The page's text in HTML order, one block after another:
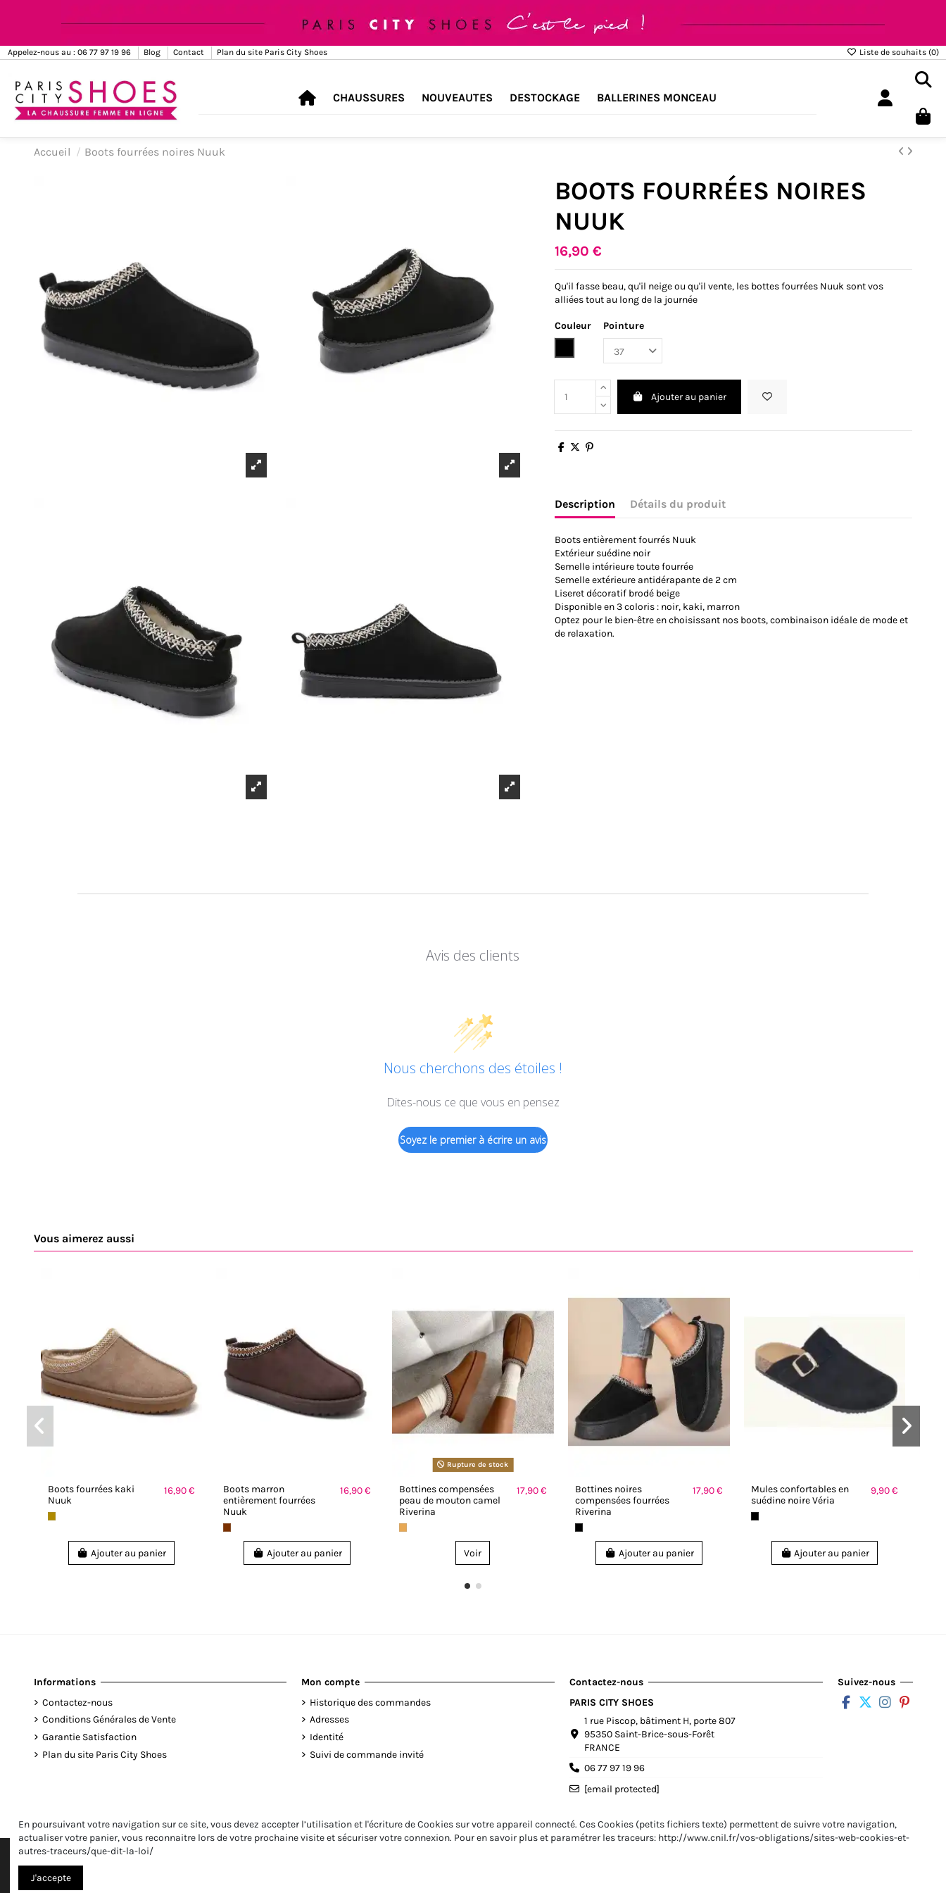
Appelez-nous au : 06 77 97 19 96 Blog Contact Plan du site Paris City Shoes Liste de souhaits (0)
CHAUSSURES NOUVEAUTES DESTOCKAGE BALLERINES MONCEAU
Accueil Boots fourrées noires Nuuk
BOOTS FOURRÉES NOIRES
NUUK
16,90 €
Qu'il fasse beau, qu'il neige ou qu'il vente, les bottes fourrées Nuuk sont vos
alliées tout au long de la journée
Couleur
Pointure
Ajouter au panier
Description Détails du produit
Boots entièrement fourrés Nuuk
Extérieur suédine noir
Semelle intérieure toute fourrée
Semelle extérieure antidérapante de 2 cm
Liseret décoratif brodé beige
Disponible en 3 coloris : noir, kaki, marron
Optez pour le bien-être en choisissant nos boots, combinaison idéale de mode et
de relaxation.
Avis des clients
Nous cherchons des étoiles !
Dites-nous ce que vous en pensez
Soyez le premier à écrire un avis
Vous aimerez aussi
Boots fourrées kaki
Nuuk
16,90 €
Ajouter au panier
Boots marron
entièrement fourrées
Nuuk
16,90 €
Ajouter au panier
Rupture de stock
Bottines compensées
peau de mouton camel
Riverina
17,90 €
Voir
Bottines noires
compensées fourrées
Riverina
17,90 €
Ajouter au panier
Mules confortables en
suédine noire Véria
9,90 €
Ajouter au panier
Informations
Contactez-nous
Conditions Générales de Vente
Garantie Satisfaction
Plan du site Paris City Shoes
Mon compte
Historique des commandes
Adresses
Identité
Suivi de commande invité
Contactez-nous
PARIS CITY SHOES
1 rue Piscop, bâtiment H, porte 807
95350 Saint-Brice-sous-Forêt
FRANCE
06 77 97 19 96
[email protected]
Suivez-nous
En poursuivant votre navigation sur ce site, vous devez accepter l’utilisation et l'écriture de Cookies sur votre appareil connecté. Ces Cookies (petits fichiers texte) permettent de suivre votre navigation,
actualiser votre panier, vous reconnaitre lors de votre prochaine visite et sécuriser votre connexion. Pour en savoir plus et paramétrer les traceurs: http://www.cnil.fr/vos-obligations/sites-web-cookies-et-
autres-traceurs/que-dit-la-loi/
J'accepte